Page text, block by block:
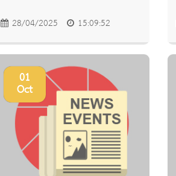
28/04/2025 15:09:52
01
Oct